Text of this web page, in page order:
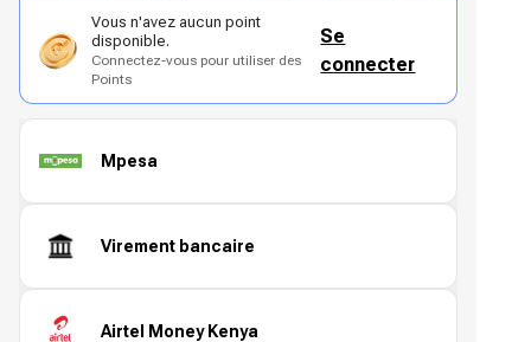
Vous n'avez aucun point
disponible.
Connectez-vous pour utiliser des
Points
Se
connecter
Mpesa
Virement bancaire
Airtel Money Kenya